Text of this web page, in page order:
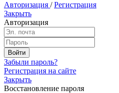
Авторизация / Регистрация
Закрыть
Авторизация
Забыли пароль?
Регистрация на сайте
Закрыть
Восстановление пароля